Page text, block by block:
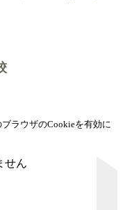
ラウザのCookieを有効に
せん